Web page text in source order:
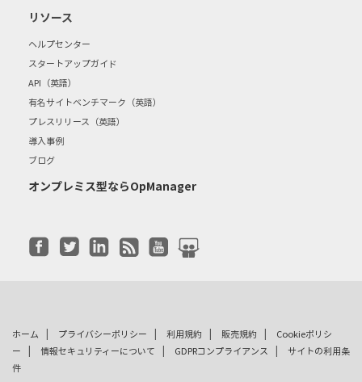
リソース
ヘルプセンター
スタートアップガイド
API（英語）
有名サイトベンチマーク（英語）
プレスリリース（英語）
導入事例
ブログ
オンプレミス型ならOpManager
ホーム プライバシーポリシー 利用規約 販売規約
Cookieポリシ
ー
情報セキュリティーについて GDPRコンプライアンス
サイトの利用条
件